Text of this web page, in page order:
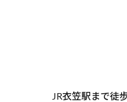
JR衣笠駅まで徒